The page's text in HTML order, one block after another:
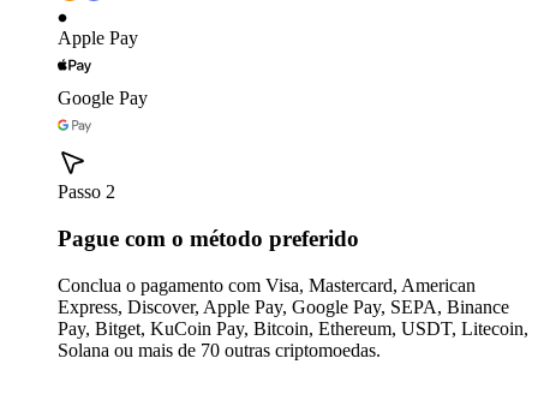
Apple Pay
Google Pay
Passo 2
Pague com o método preferido
Conclua o pagamento com Visa, Mastercard, American
Express, Discover, Apple Pay, Google Pay, SEPA, Binance
Pay, Bitget, KuCoin Pay, Bitcoin, Ethereum, USDT, Litecoin,
Solana ou mais de 70 outras criptomoedas.